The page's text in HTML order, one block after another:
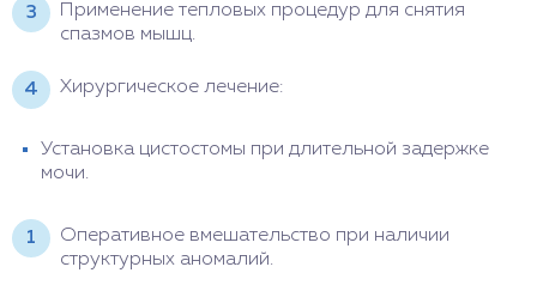
Применение тепловых процедур для снятия
спазмов мышц.
Хирургическое лечение:
Установка цистостомы при длительной задержке
мочи.
Оперативное вмешательство при наличии
структурных аномалий.